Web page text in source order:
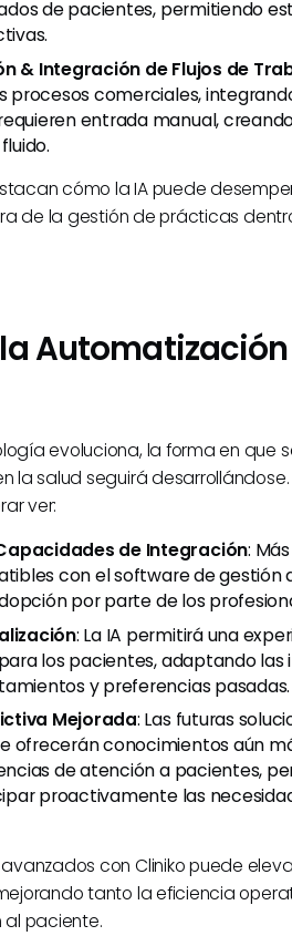
de pacientes, permitiendo
& Integración de Flujos de
procesos comerciales,
entrada manual,
cómo la IA puede
de la gestión de prácticas
evoluciona, la forma en que
la salud seguirá desarrollándose.
ver:
de Integración:
con el software de gestión
por parte de los
: La IA permitirá una
los pacientes, adaptando
y preferencias pasadas.
Mejorada: Las futuras
ofrecerán conocimientos aún
de atención a pacientes,
proactivamente las
con Cliniko puede
tanto la eficiencia
paciente.